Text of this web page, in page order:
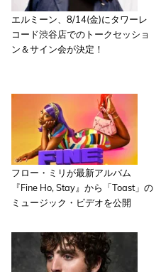
エルミーン、8/14(金)にタワーレ
コード渋谷店でのトークセッショ
ン＆サイン会が決定！
フロー・ミリが最新アルバム
『Fine Ho, Stay』から「Toast」の
ミュージック・ビデオを公開